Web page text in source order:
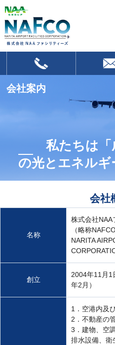
会社案内
私たちは「
の光とエネルギ
会社
名称
株式会社NAA
（略称NAFCO
NARITA
創立
2004年11月1
年2月）
1．空港内及
2．不動産の
3．建物、空
排水設備、衛